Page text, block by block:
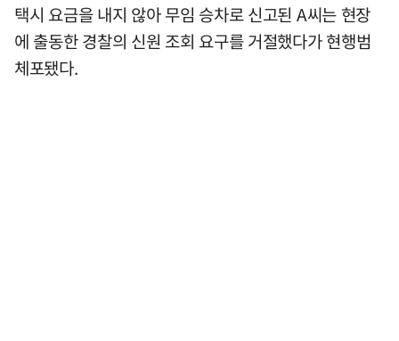
택시 요금을 내지 않아 무임 승차로 신고된 A씨는 현장
에 출동한 경찰의 신원 조회 요구를 거절했다가 현행범
체포됐다.